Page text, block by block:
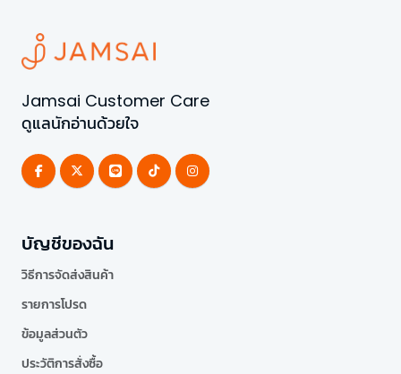
Jamsai Customer Care
ดูแลนักอ่านด้วยใจ
บัญชีของฉัน
วิธีการจัดส่งสินค้า
รายการโปรด
ข้อมูลส่วนตัว
ประวัติการสั่งซื้อ